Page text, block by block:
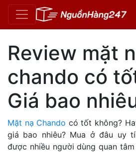
Review mặt
chando có
Giá bao
Mặt nạ Chando có tốt không?
giá bao nhiêu? Mua ở đâu uy
được nhiều người dùng quan